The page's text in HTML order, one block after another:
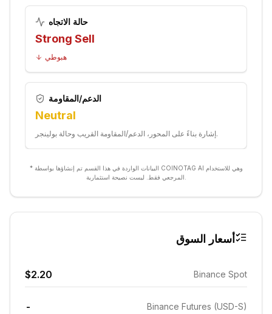
حالة الاتجاه
Strong Sell
هبوطي
الدعم/المقاومة
Neutral
إشارة بناءً على المحور، الدعم/المقاومة القريب وحالة بولينجر.
* البيانات الواردة في هذا القسم تم إنشاؤها بواسطة COINOTAG AI وهي للاستخدام
أسعار السوق
Binance Spot
$2.20
Binance Futures (USD-S)
-